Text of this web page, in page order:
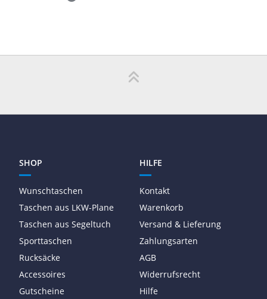
SHOP
Wunschtaschen
Taschen aus LKW-Plane
Taschen aus Segeltuch
Sporttaschen
Rucksäcke
Accessoires
Gutscheine
HILFE
Kontakt
Warenkorb
Versand & Lieferung
Zahlungsarten
AGB
Widerrufsrecht
Hilfe